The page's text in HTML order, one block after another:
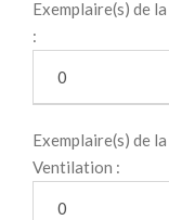
Exemplaire(s) de
:
Exemplaire(s) de
Ventilation :